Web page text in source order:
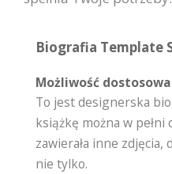
Biografia Template
Możliwość
To jest designerska
książkę można w pełni
zawierała inne zdjęcia,
nie tylko.